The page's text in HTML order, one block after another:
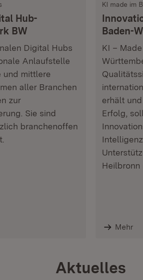
Hub-
BW
Digital Hubs
Anlaufstelle
und mittlere
aller Branchen
zur
Sie sind
branchenoffen
KI made im
Baden-
KI –
erhält
Erfolg,
Heilbronn
Mehr
Aktuelles